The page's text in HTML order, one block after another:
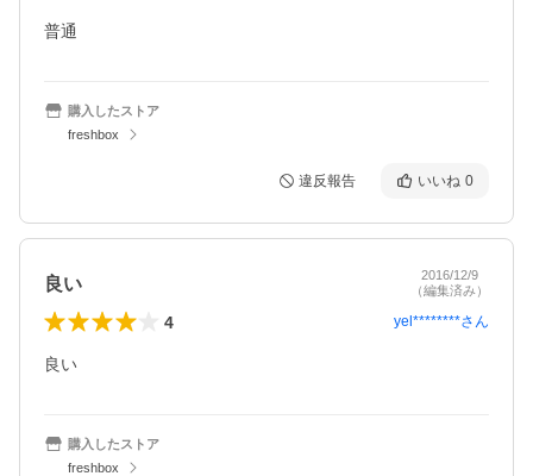
普通
購入したストア
freshbox
違反報告 いいね 0
良い
2016/12/9
（編集済み）
4 yel********さん
良い
購入したストア
freshbox